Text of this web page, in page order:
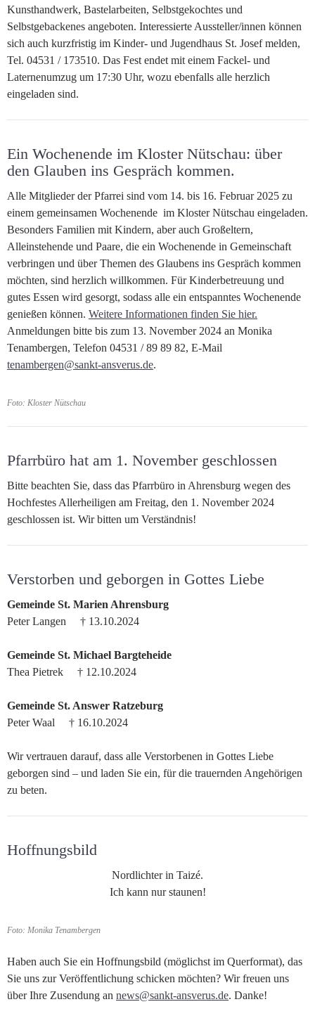
Kunsthandwerk, Bastelarbeiten, Selbstgekochtes und
Selbstgebackenes angeboten. Interessierte Aussteller/innen können
sich auch kurzfristig im Kinder- und Jugendhaus St. Josef melden,
Tel. 04531 / 173510. Das Fest endet mit einem Fackel- und
Laternenumzug um 17:30 Uhr, wozu ebenfalls alle herzlich
eingeladen sind.
Ein Wochenende im Kloster Nütschau: über
den Glauben ins Gespräch kommen.
Alle Mitglieder der Pfarrei sind vom 14. bis 16. Februar 2025 zu
einem gemeinsamen Wochenende im Kloster Nütschau eingeladen.
Besonders Familien mit Kindern, aber auch Großeltern,
Alleinstehende und Paare, die ein Wochenende in Gemeinschaft
verbringen und über Themen des Glaubens ins Gespräch kommen
möchten, sind herzlich willkommen. Für Kinderbetreuung und
gutes Essen wird gesorgt, sodass alle ein entspanntes Wochenende
genießen können. Weitere Informationen finden Sie hier.
Anmeldungen bitte bis zum 13. November 2024 an Monika
Tenambergen, Telefon 04531 / 89 89 82, E-Mail
tenambergen@sankt-ansverus.de.
Foto: Kloster Nütschau
Pfarrbüro hat am 1. November geschlossen
Bitte beachten Sie, dass das Pfarrbüro in Ahrensburg wegen des
Hochfestes Allerheiligen am Freitag, den 1. November 2024
geschlossen ist. Wir bitten um Verständnis!
Verstorben und geborgen in Gottes Liebe
Gemeinde St. Marien Ahrensburg
Peter Langen † 13.10.2024
Gemeinde St. Michael Bargteheide
Thea Pietrek † 12.10.2024
Gemeinde St. Answer Ratzeburg
Peter Waal † 16.10.2024
Wir vertrauen darauf, dass alle Verstorbenen in Gottes Liebe
geborgen sind – und laden Sie ein, für die trauernden Angehörigen
zu beten.
Hoffnungsbild
Nordlichter in Taizé.
Ich kann nur staunen!
Foto: Monika Tenambergen
Haben auch Sie ein Hoffnungsbild (möglichst im Querformat), das
Sie uns zur Veröffentlichung schicken möchten? Wir freuen uns
über Ihre Zusendung an news@sankt-ansverus.de. Danke!